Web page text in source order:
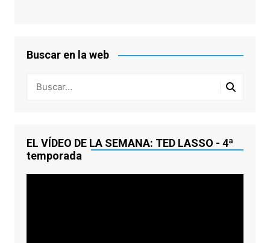
Buscar en la web
EL VÍDEO DE LA SEMANA: TED LASSO - 4ª
temporada